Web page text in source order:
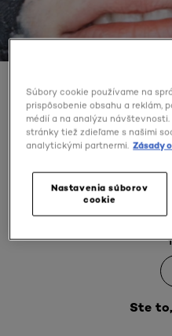
10 základních
rad pro
Starať sa o pleť znamená
ňu v správnom čase a
prezradíme naše prísne
Ste
Súbory cookie používame na
prispôsobenie obsahu a reklám,
médií a na analýzu
stránky tiež zdieľame s našimi
analytickými partnermi. Zásady
Nastavenia súborov
cookie